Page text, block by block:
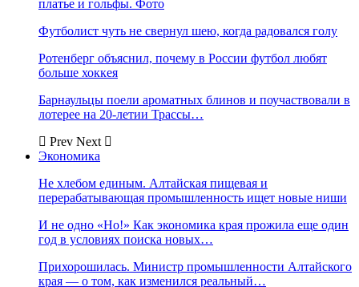
платье и гольфы. Фото
Футболист чуть не свернул шею, когда радовался голу
Ротенберг объяснил, почему в России футбол любят
больше хоккея
Барнаульцы поели ароматных блинов и поучаствовали в
лотерее на 20-летии Трассы…
Prev Next
Экономика
Не хлебом единым. Алтайская пищевая и
перерабатывающая промышленность ищет новые ниши
И не одно «Но!» Как экономика края прожила еще один
год в условиях поиска новых…
Прихорошилась. Министр промышленности Алтайского
края — о том, как изменился реальный…